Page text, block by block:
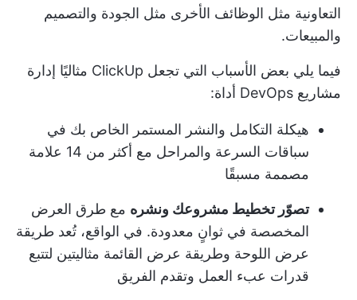
التعاونية مثل الوظائف الأخرى مثل الجودة والتصميم
والمبيعات.
فيما يلي بعض الأسباب التي تجعل ClickUp مثاليًا
إدارة
مشاريع DevOps
أداة:
هيكلة التكامل والنشر المستمر الخاص بك في
سباقات السرعة والمراحل مع أكثر من 14 علامة
مصممة مسبقًا
تصوّر تخطيط مشروعك ونشره مع طرق العرض
المخصصة في ثوانٍ معدودة. في الواقع، تُعد طريقة
عرض اللوحة وطريقة عرض القائمة مثاليتين لتتبع
قدرات عبء العمل وتقدم الفريق